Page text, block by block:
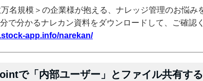
名規模＞の企業様が抱える、ナレッジ管理のお悩み
で分かるナレカン資料をダウンロードして、ご確認
app.info/narekan/
で「内部ユーザー」とファイル共有す